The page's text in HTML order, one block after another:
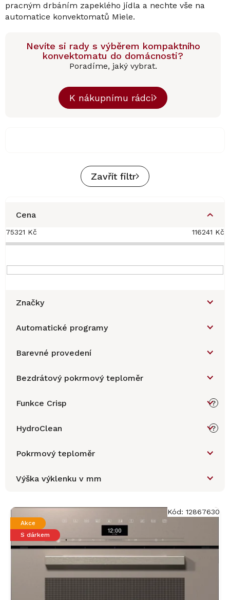
pracným drbáním zapeklého jídla a nechte vše na
automatice konvektomatů Miele.
Nevíte si rady s výběrem kompaktního
konvektomatu do domácnosti?
Poradíme, jaký vybrat.
K nákupnímu rádci
Zavřít filtr
Cena
75321 Kč 116241 Kč
Značky
Automatické programy
Barevné provedení
Bezdrátový pokrmový teploměr
Funkce Crisp ?
HydroClean ?
Pokrmový teploměr
Výška výklenku v mm
p
p
Akce
S dárkem
Kód: 12867630